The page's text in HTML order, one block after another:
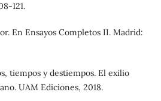
121.
En Ensayos Completos II. Madrid:
tiempos y destiempos. El exilio
UAM Ediciones, 2018.